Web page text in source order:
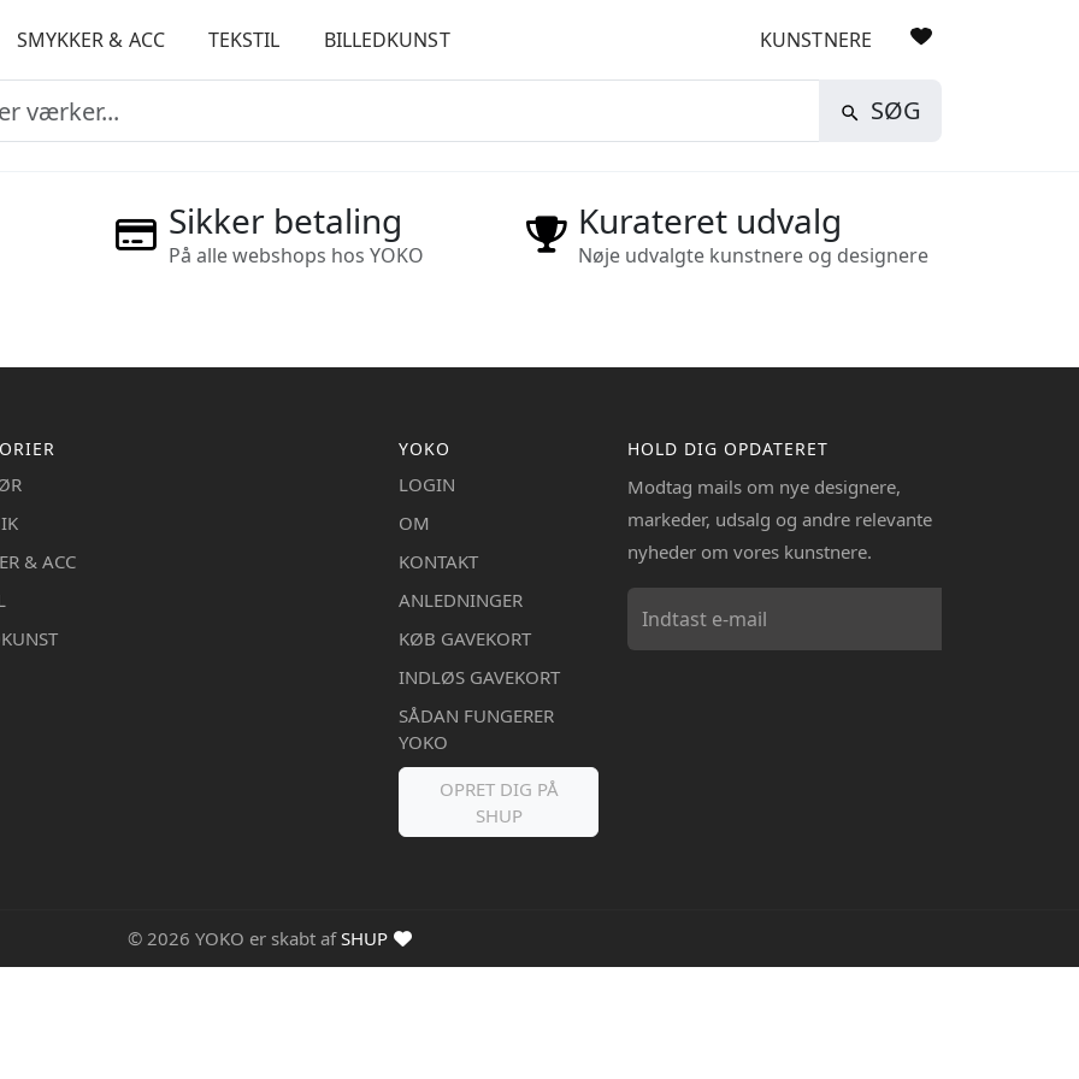
SMYKKER & ACC TEKSTIL BILLEDKUNST KUNSTNERE
SØG
Sikker betaling
På alle webshops hos YOKO
Kurateret udvalg
Nøje udvalgte kunstnere og designere
& ACC
YOKO
LOGIN
OM
KONTAKT
ANLEDNINGER
KØB GAVEKORT
INDLØS GAVEKORT
SÅDAN FUNGERER
YOKO
OPRET DIG PÅ
SHUP
HOLD DIG OPDATERET
Modtag mails om nye designere,
markeder, udsalg og andre relevante
nyheder om vores kunstnere.
© 2026 YOKO er skabt afSHUP